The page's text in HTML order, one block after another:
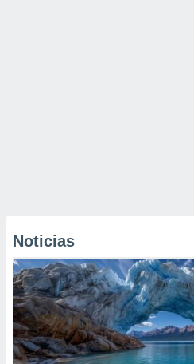
Noticias